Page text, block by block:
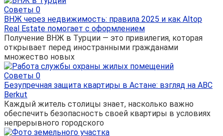
Советы 0
ВНЖ через недвижимость: правила 2025 и как Altop
Real Estate помогает с оформлением
Получение ВНЖ в Турции — это привилегия, которая
открывает перед иностранными гражданами
множество новых
Советы 0
Безупречная защита квартиры в Астане: взгляд на ABC
Berkut
Каждый житель столицы знает, насколько важно
обеспечить безопасность своей квартиры в условиях
непрерывного городского